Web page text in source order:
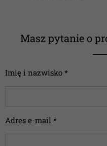
Masz pytanie o
Imię i nazwisko *
Adres e-mail *